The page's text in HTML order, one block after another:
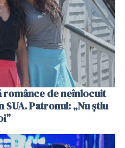
românce de neînlocuit
Patronul: „Nu știu